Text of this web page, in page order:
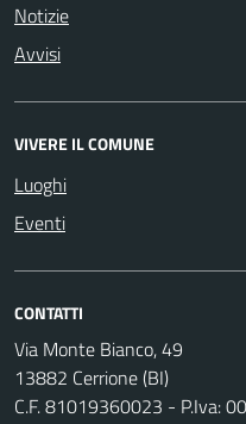
Notizie
Avvisi
VIVERE IL COMUNE
Luoghi
Eventi
CONTATTI
Via Monte Bianco, 49
13882 Cerrione (BI)
C.F. 81019360023 - P.Iva: